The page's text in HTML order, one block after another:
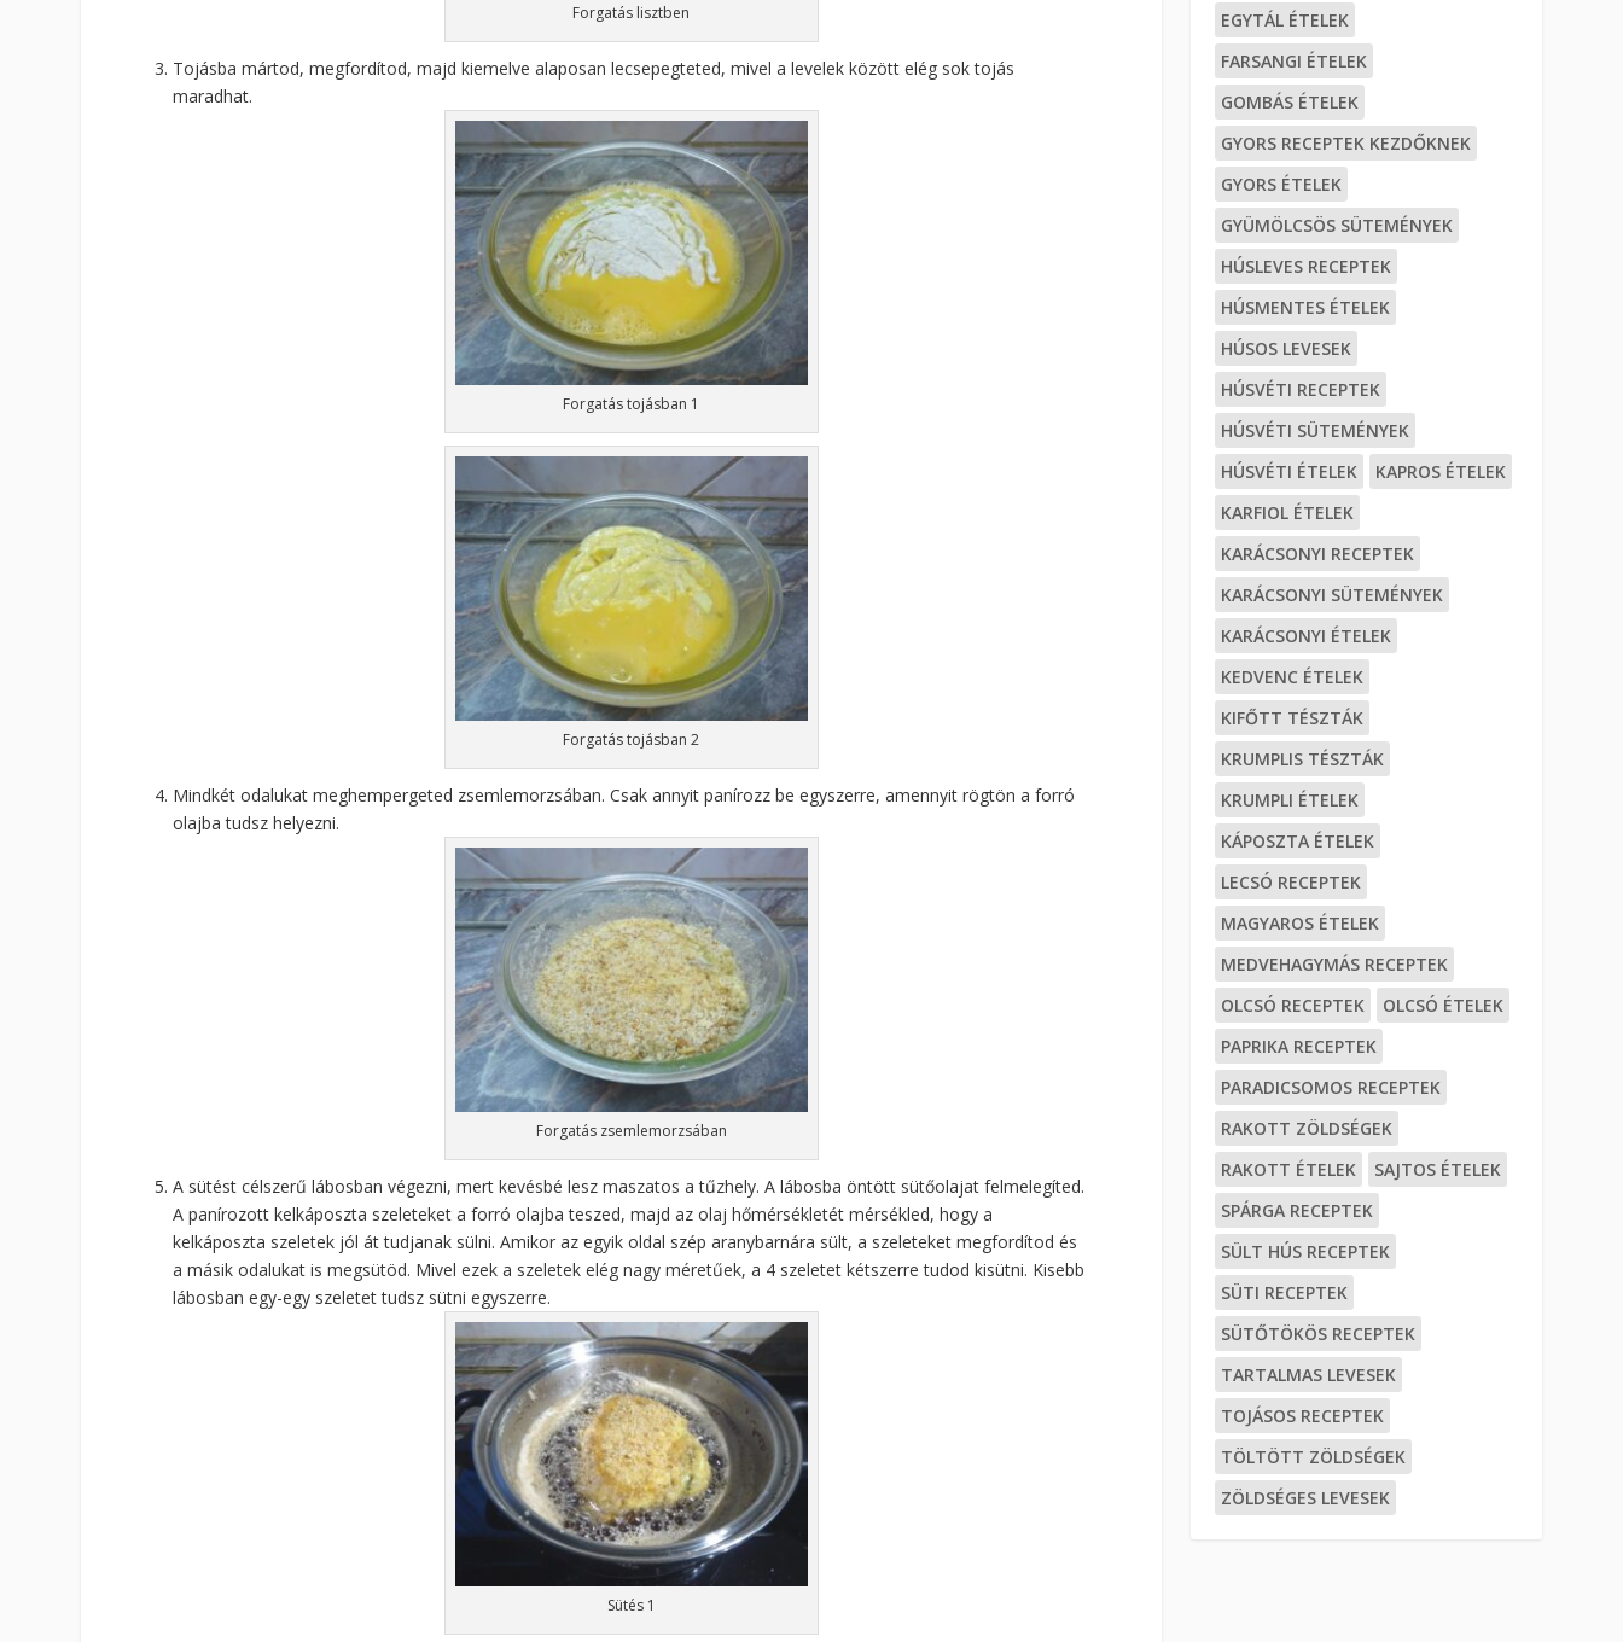
Forgatás lisztben
Tojásba mártod, megfordítod, majd kiemelve alaposan lecsepegteted, mivel a levelek között elég sok tojás
maradhat.
Forgatás tojásban 1
Forgatás tojásban 2
Mindkét odalukat meghempergeted zsemlemorzsában. Csak annyit panírozz be egyszerre, amennyit rögtön a forró
olajba tudsz helyezni.
Forgatás zsemlemorzsában
A sütést célszerű lábosban végezni, mert kevésbé lesz maszatos a tűzhely. A lábosba öntött sütőolajat felmelegíted.
A panírozott kelkáposzta szeleteket a forró olajba teszed, majd az olaj hőmérsékletét mérsékled, hogy a
kelkáposzta szeletek jól át tudjanak sülni. Amikor az egyik oldal szép aranybarnára sült, a szeleteket megfordítod és
a másik odalukat is megsütöd. Mivel ezek a szeletek elég nagy méretűek, a 4 szeletet kétszerre tudod kisütni. Kisebb
lábosban egy-egy szeletet tudsz sütni egyszerre.
Sütés 1
EGYTÁL ÉTELEK
FARSANGI ÉTELEK
GOMBÁS ÉTELEK
GYORS RECEPTEK KEZDŐKNEK
GYORS ÉTELEK
GYÜMÖLCSÖS SÜTEMÉNYEK
HÚSLEVES RECEPTEK
HÚSMENTES ÉTELEK
HÚSOS LEVESEK
HÚSVÉTI RECEPTEK
HÚSVÉTI SÜTEMÉNYEK
HÚSVÉTI ÉTELEK
KAPROS ÉTELEK
KARFIOL ÉTELEK
KARÁCSONYI RECEPTEK
KARÁCSONYI SÜTEMÉNYEK
KARÁCSONYI ÉTELEK
KEDVENC ÉTELEK
KIFŐTT TÉSZTÁK
KRUMPLIS TÉSZTÁK
KRUMPLI ÉTELEK
KÁPOSZTA ÉTELEK
LECSÓ RECEPTEK
MAGYAROS ÉTELEK
MEDVEHAGYMÁS RECEPTEK
OLCSÓ RECEPTEK
OLCSÓ ÉTELEK
PAPRIKA RECEPTEK
PARADICSOMOS RECEPTEK
RAKOTT ZÖLDSÉGEK
RAKOTT ÉTELEK
SAJTOS ÉTELEK
SPÁRGA RECEPTEK
SÜLT HÚS RECEPTEK
SÜTI RECEPTEK
SÜTŐTÖKÖS RECEPTEK
TARTALMAS LEVESEK
TOJÁSOS RECEPTEK
TÖLTÖTT ZÖLDSÉGEK
ZÖLDSÉGES LEVESEK